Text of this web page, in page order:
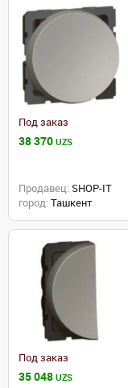
Под заказ
38 370 UZS
Продавец: SHOP-IT
город: Ташкент
Под заказ
35 048 UZS